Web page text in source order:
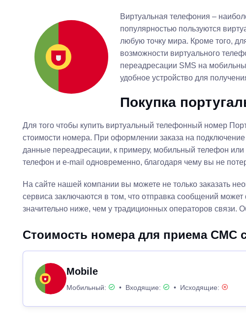
Виртуальная телефония –
популярностью пользуются
любую точку мира. Кроме того,
возможности виртуального
переадресации SMS на
удобное устройство для
Покупка
Для того чтобы купить виртуальный телефонный номер
стоимости номера. При оформлении заказа на
данные переадресации, к примеру, мобильный телефон
телефон и e-mail одновременно, благодаря чему вы не
На сайте нашей компании вы можете не только заказать
сервиса заключаются в том, что отправка сообщений
значительно ниже, чем у традиционных операторов связи.
Стоимость номера для приема СМС
Mobile
Мобильный: • Входящие: • Исходящие: